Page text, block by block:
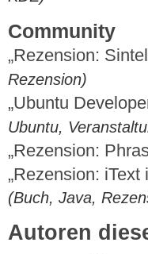
Community
„Rezension:
Rezension)
„Ubuntu
Ubuntu,
„Rezension:
„Rezension:
(Buch, Java,
Autoren